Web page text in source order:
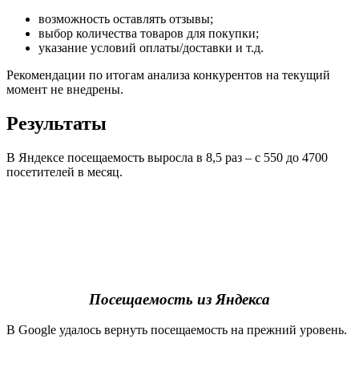
возможность оставлять отзывы;
выбор количества товаров для покупки;
указание условий оплаты/доставки и т.д.
Рекомендации по итогам анализа конкурентов на текущий
момент не внедрены.
Результаты
В Яндексе посещаемость выросла в 8,5 раз – с 550 до 4700
посетителей в месяц.
Посещаемость из Яндекса
В Google удалось вернуть посещаемость на прежний уровень.